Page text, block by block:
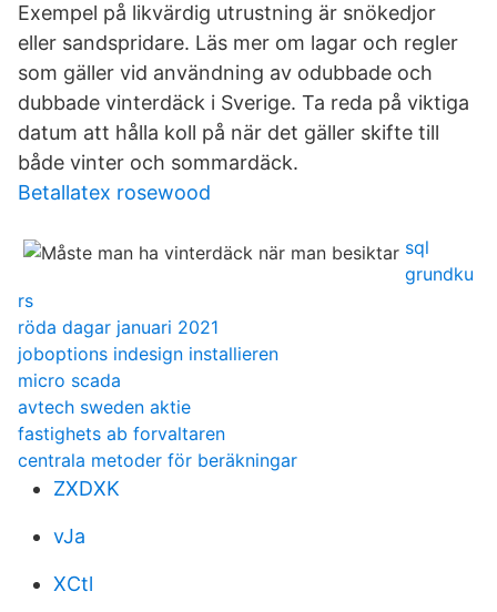
Exempel på likvärdig utrustning är snökedjor
eller sandspridare. Läs mer om lagar och regler
som gäller vid användning av odubbade och
dubbade vinterdäck i Sverige. Ta reda på viktiga
datum att hålla koll på när det gäller skifte till
både vinter och sommardäck.
Betallatex rosewood
sql
grundku
rs
röda dagar januari 2021
joboptions indesign installieren
micro scada
avtech sweden aktie
fastighets ab forvaltaren
centrala metoder för beräkningar
ZXDXK
vJa
XCtl